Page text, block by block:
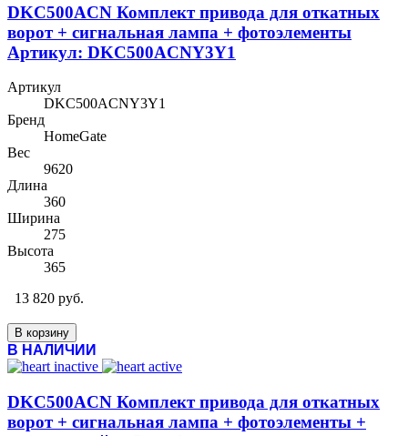
DKC500ACN Комплект привода для откатных
ворот + сигнальная лампа + фотоэлементы
Артикул: DKC500ACNY3Y1
Артикул
DKC500ACNY3Y1
Бренд
HomeGate
Вес
9620
Длина
360
Ширина
275
Высота
365
13 820 руб.
В корзину
В НАЛИЧИИ
DKC500ACN Комплект привода для откатных
ворот + сигнальная лампа + фотоэлементы +